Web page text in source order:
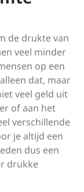
de drukte van
veel minder
op een
dat, maar
veel geld uit
of aan het
verschillende
je altijd een
dus een
drukke